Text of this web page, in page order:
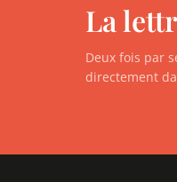
La
Deux fois par
directement